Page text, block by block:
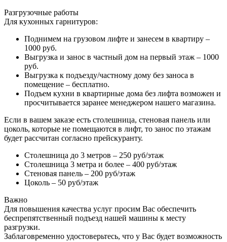
Разгрузочные работы
Для кухонных гарнитуров:
Поднимем на грузовом лифте и занесем в квартиру –
1000 руб.
Выгрузка и занос в частный дом на первый этаж – 1000
руб.
Выгрузка к подъезду/частному дому без заноса в
помещение – бесплатно.
Подъем кухни в квартирные дома без лифта возможен и
просчитывается заранее менеджером нашего магазина.
Если в вашем заказе есть столешница, стеновая панель или
цоколь, которые не помещаются в лифт, то занос по этажам
будет рассчитан согласно прейскуранту.
Столешница до 3 метров – 250 руб/этаж
Столешница 3 метра и более – 400 руб/этаж
Стеновая панель – 200 руб/этаж
Цоколь – 50 руб/этаж
Важно
Для повышения качества услуг просим Вас обеспечить
беспрепятственный подъезд нашей машины к месту
разгрузки.
Заблаговременно удостоверьтесь, что у Вас будет возможность